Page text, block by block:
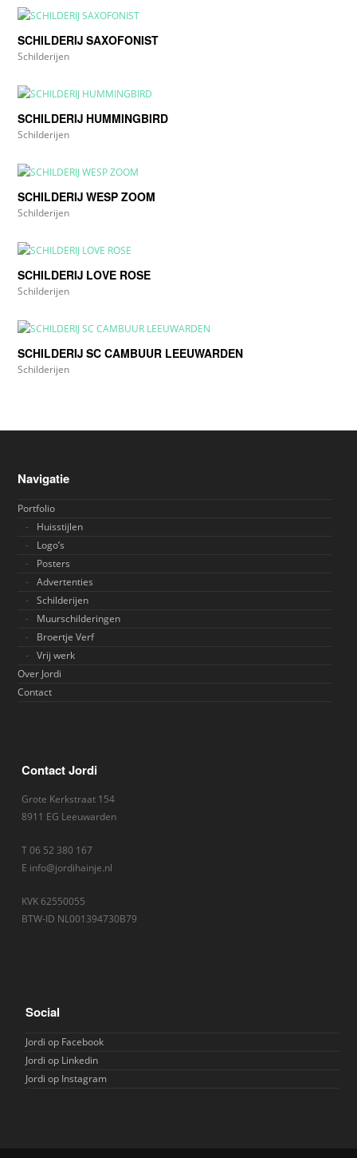
SCHILDERIJ SAXOFONIST
Schilderijen
SCHILDERIJ HUMMINGBIRD
Schilderijen
SCHILDERIJ WESP ZOOM
Schilderijen
SCHILDERIJ LOVE ROSE
Schilderijen
SCHILDERIJ SC CAMBUUR LEEUWARDEN
Schilderijen
Navigatie
Portfolio
Huisstijlen
Logo’s
Posters
Advertenties
Schilderijen
Muurschilderingen
Broertje Verf
Vrij werk
Over Jordi
Contact
Contact Jordi
Grote Kerkstraat 154
8911 EG Leeuwarden
T 06 52 380 167
E info@jordihainje.nl
KVK 62550055
BTW-ID NL001394730B79
Social
Jordi op Facebook
Jordi op Linkedin
Jordi op Instagram